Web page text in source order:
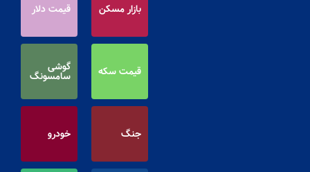
بازار مسکن قیمت دلار
قیمت سکه گوشی
سامسونگ
جنگ خودرو